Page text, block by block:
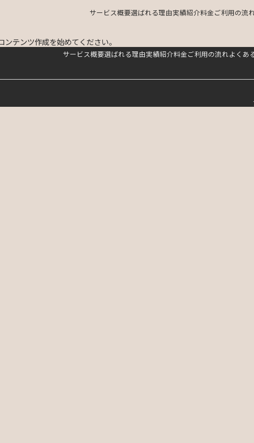
サービス概要選ばれる理由実績紹介料金ご利用の流
テンツ作成を始めてください。
サービス概要選ばれる理由実績紹介料金ご利用の流れよくあ